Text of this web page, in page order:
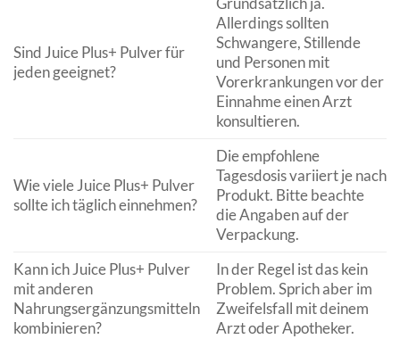
Sind Juice Plus+ Pulver für
jeden geeignet?
Allerdings sollten
Schwangere, Stillende
und Personen mit
Vorerkrankungen vor der
Einnahme einen Arzt
konsultieren.
Wie viele Juice Plus+ Pulver
sollte ich täglich einnehmen?
Die empfohlene
Tagesdosis variiert je nach
Produkt. Bitte beachte
die Angaben auf der
Verpackung.
Kann ich Juice Plus+ Pulver
mit anderen
Nahrungsergänzungsmitteln
kombinieren?
In der Regel ist das kein
Problem. Sprich aber im
Zweifelsfall mit deinem
Arzt oder Apotheker.